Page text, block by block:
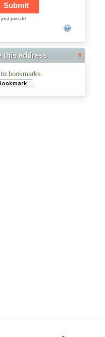
just private
this address
bookmarks